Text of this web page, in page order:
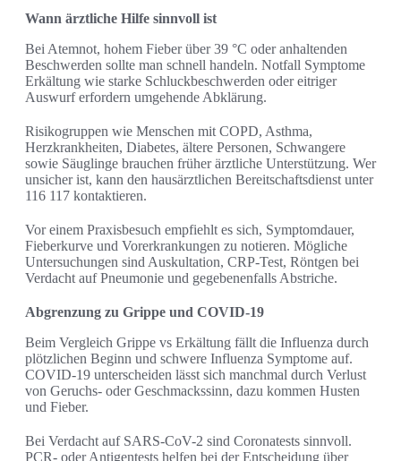
Wann ärztliche Hilfe sinnvoll ist
Bei Atemnot, hohem Fieber über 39 °C oder anhaltenden
Beschwerden sollte man schnell handeln. Notfall Symptome
Erkältung wie starke Schluckbeschwerden oder eitriger
Auswurf erfordern umgehende Abklärung.
Risikogruppen wie Menschen mit COPD, Asthma,
Herzkrankheiten, Diabetes, ältere Personen, Schwangere
sowie Säuglinge brauchen früher ärztliche Unterstützung. Wer
unsicher ist, kann den hausärztlichen Bereitschaftsdienst unter
116 117 kontaktieren.
Vor einem Praxisbesuch empfiehlt es sich, Symptomdauer,
Fieberkurve und Vorerkrankungen zu notieren. Mögliche
Untersuchungen sind Auskultation, CRP-Test, Röntgen bei
Verdacht auf Pneumonie und gegebenenfalls Abstriche.
Abgrenzung zu Grippe und COVID-19
Beim Vergleich Grippe vs Erkältung fällt die Influenza durch
plötzlichen Beginn und schwere Influenza Symptome auf.
COVID-19 unterscheiden lässt sich manchmal durch Verlust
von Geruchs- oder Geschmackssinn, dazu kommen Husten
und Fieber.
Bei Verdacht auf SARS-CoV-2 sind Coronatests sinnvoll.
PCR- oder Antigentests helfen bei der Entscheidung über